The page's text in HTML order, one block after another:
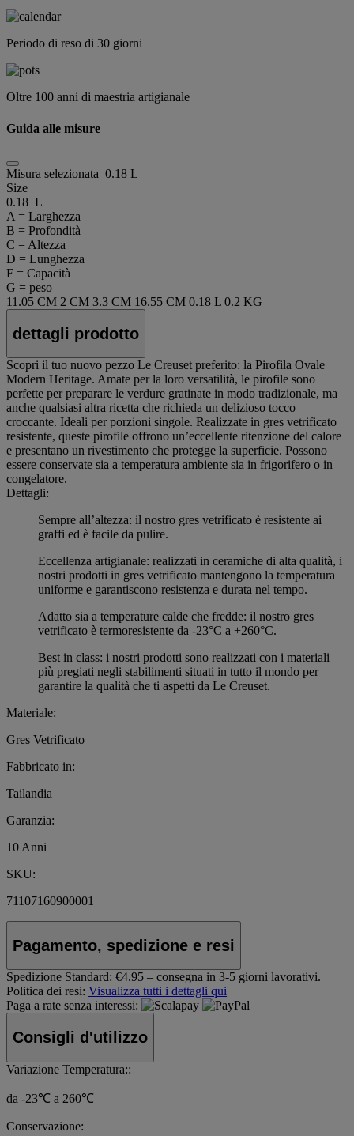
Periodo di reso di 30 giorni
Oltre 100 anni di maestria artigianale
Guida alle misure
Misura selezionata 0.18 L
Size
0.18 L
A = Larghezza
B = Profondità
C = Altezza
D = Lunghezza
F = Capacità
G = peso
11.05 CM 2 CM 3.3 CM 16.55 CM 0.18 L 0.2 KG
dettagli prodotto
Scopri il tuo nuovo pezzo Le Creuset preferito: la Pirofila Ovale
Modern Heritage. Amate per la loro versatilità, le pirofile sono
perfette per preparare le verdure gratinate in modo tradizionale, ma
anche qualsiasi altra ricetta che richieda un delizioso tocco
croccante. Ideali per porzioni singole. Realizzate in gres vetrificato
resistente, queste pirofile offrono un’eccellente ritenzione del calore
e presentano un rivestimento che protegge la superficie. Possono
essere conservate sia a temperatura ambiente sia in frigorifero o in
congelatore.
Dettagli:
Sempre all’altezza: il nostro gres vetrificato è resistente ai
graffi ed è facile da pulire.
Eccellenza artigianale: realizzati in ceramiche di alta qualità, i
nostri prodotti in gres vetrificato mantengono la temperatura
uniforme e garantiscono resistenza e durata nel tempo.
Adatto sia a temperature calde che fredde: il nostro gres
vetrificato è termoresistente da -23°C a +260°C.
Best in class: i nostri prodotti sono realizzati con i materiali
più pregiati negli stabilimenti situati in tutto il mondo per
garantire la qualità che ti aspetti da Le Creuset.
Materiale:
Gres Vetrificato
Fabbricato in:
Tailandia
Garanzia:
10 Anni
SKU:
71107160900001
Pagamento, spedizione e resi
Spedizione Standard: €4.95 – consegna in 3-5 giorni lavorativi.
Politica dei resi: Visualizza tutti i dettagli qui
Paga a rate senza interessi:
Consigli d'utilizzo
Variazione Temperatura::
da -23℃ a 260℃
Conservazione: